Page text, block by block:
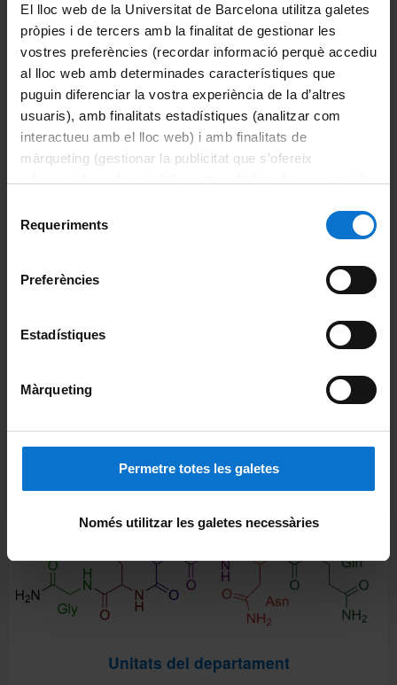
El lloc web de la Universitat de Barcelona utilitza galetes
pròpies i de tercers amb la finalitat de gestionar les
vostres preferències (recordar informació perquè accediu
al lloc web amb determinades característiques que
puguin diferenciar la vostra experiència de la d’altres
usuaris), amb finalitats estadístiques (analitzar com
interactueu amb el lloc web) i amb finalitats de
màrqueting (gestionar la publicitat que s’ofereix
consultar laPolítica de galetes del lloc web de la
Requeriments
Preferències
Estadístiques
Màrqueting
Permetre totes les galetes
Només utilitzar les galetes necessàries
Portals i intranets
Portal d'estudiants
Intranet UB (PDI i PTGAS)
Campus Virtual
Alumni UB
Bibliografia científica
BioROM
Unitats del departament